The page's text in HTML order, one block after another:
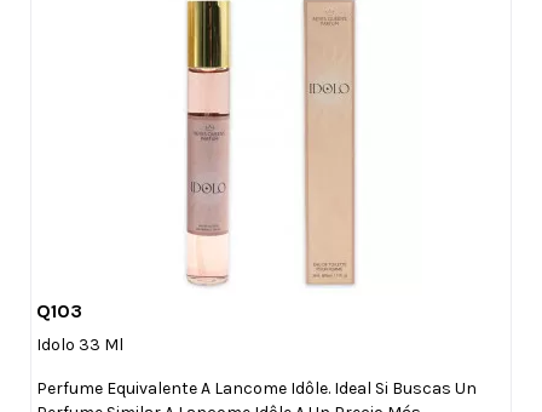
Q103
Idolo 33 Ml
Perfume Equivalente A Lancome Idôle. Ideal Si Buscas Un